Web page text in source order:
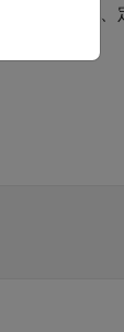
では一般に、